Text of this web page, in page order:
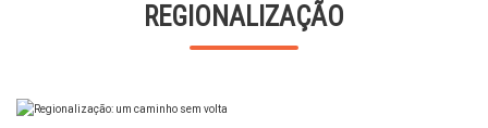
REGIONALIZAÇÃO